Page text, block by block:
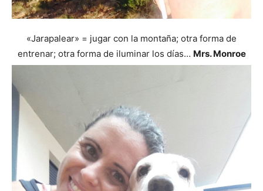
«Jarapalear» = jugar con la montaña; otra forma de
entrenar; otra forma de iluminar los días… Mrs. Monroe